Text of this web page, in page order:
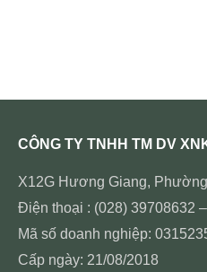
CÔNG TY TNHH TM DV
X12G Hương Giang,
Điện thoại : (028) 39708632
Mã số doanh nghiệp:
Cấp ngày: 21/08/2018